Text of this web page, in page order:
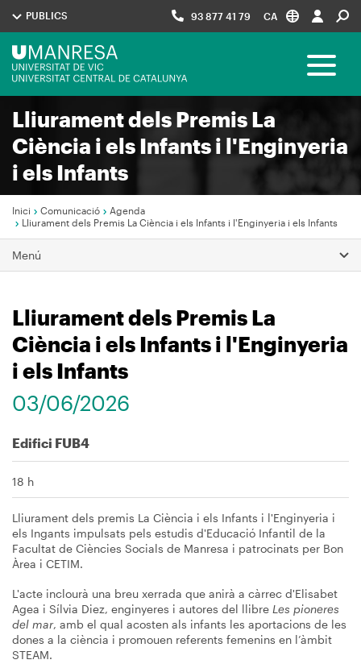
Menú
UManresa
PUBLICS 93 877 41 79 CA
Navegació
principal
Toggle
Lliurament dels Premis La
Ciència i els Infants i l'Enginyeria
i els Infants
Fil
d'Ariadna
Inici Comunicació
Agenda
Lliurament dels Premis La Ciència i els Infants i l'Enginyeria i els Infants
Menú
Lliurament dels Premis La
Ciència i els Infants i l'Enginyeria
i els Infants
03/06/2026
Edifici FUB4
18 h
Lliurament dels premis La Ciència i els Infants i l'Enginyeria i
els Ingants impulsats pels estudis d'Educació Infantil de la
Facultat de Ciències Socials de Manresa i patrocinats per Bon
Àrea i CETIM.
L'acte inclourà una breu xerrada que anirà a càrrec d'Elisabet
Agea i Sílvia Diez, enginyeres i autores del llibre Les pioneres
del mar, amb el qual acosten als infants les aportacions de les
dones a la ciència i promouen referents femenins en l’àmbit
STEAM.